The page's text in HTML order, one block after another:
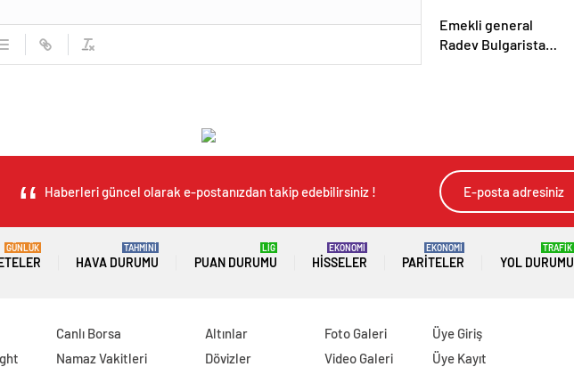
Emekli general
Radev Bulgaristan
Haberleri güncel olarak e-postanızdan takip edebilirsiniz !
GÜNLÜK
HAVA DURUMU
TAHMİNİ
PUAN DURUMU
LİG
HISSELER
EKONOMİ
PARITELER
EKONOMİ
YOL DURUMU
TRAFİK
Canlı Borsa
Namaz Vakitleri
Altınlar
Dövizler
Foto Galeri
Video Galeri
Üye Giriş
Üye Kayıt